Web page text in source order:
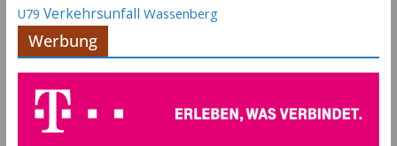
U79 Verkehrsunfall Wassenberg
Werbung